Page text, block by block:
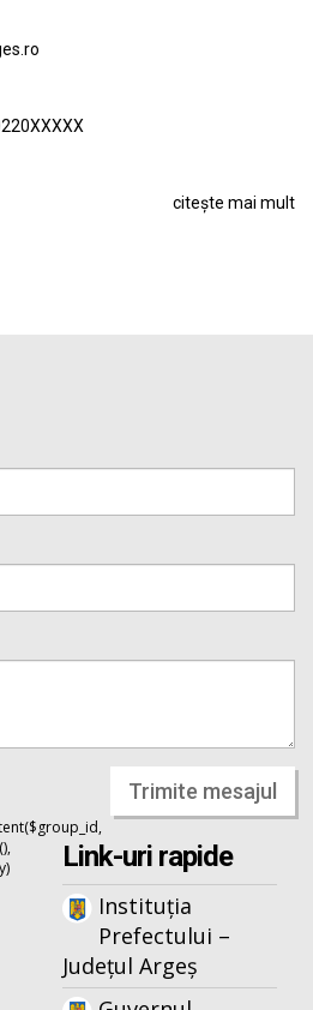
citește mai mult
Trimite mesajul
Link-uri rapide
Instituția
Prefectului –
Județul Argeș